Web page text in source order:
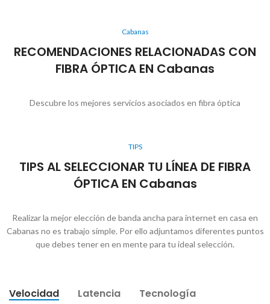
Cabanas
RECOMENDACIONES RELACIONADAS CON
FIBRA ÓPTICA EN Cabanas
Descubre los mejores servicios asociados en fibra óptica
TIPS
TIPS AL SELECCIONAR TU LÍNEA DE FIBRA
ÓPTICA EN Cabanas
Realizar la mejor elección de banda ancha para internet en casa en
Cabanas no es trabajo simple. Por ello adjuntamos diferentes puntos
que debes tener en en mente para tu ideal selección.
Velocidad Latencia
Tecnología